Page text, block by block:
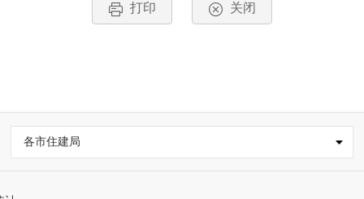
打印 关闭
各市住建局